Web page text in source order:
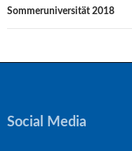
Sommeruniversität 2018
Social Media